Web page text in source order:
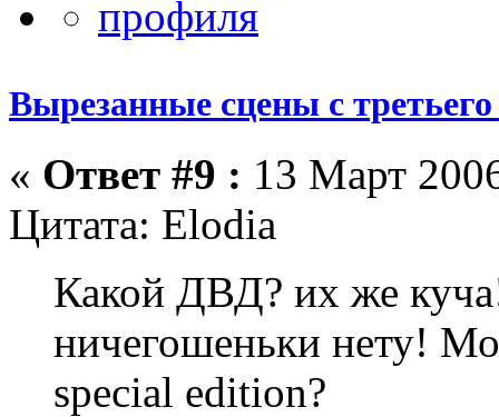
Вырезанные сцены с третьего
« Ответ #9 : 13 Март
Цитата: Elodia
Какой ДВД? их же
ничегошеньки нету!
special edition?